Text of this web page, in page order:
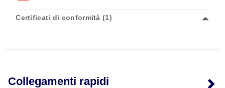
Certificati di conformità (1)
Collegamenti rapidi